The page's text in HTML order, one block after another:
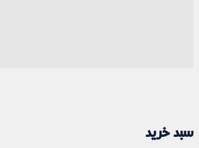
سبد خرید